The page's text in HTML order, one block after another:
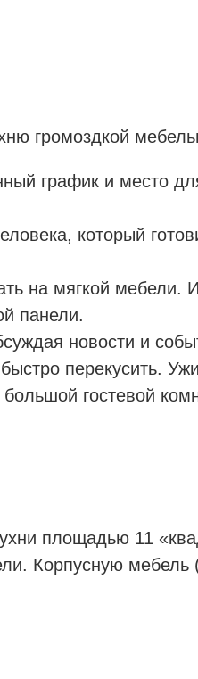
громоздкой
график и место
который
на мягкой мебели.
панели.
новости и
перекусить.
гостевой
площадью 11
Корпусную